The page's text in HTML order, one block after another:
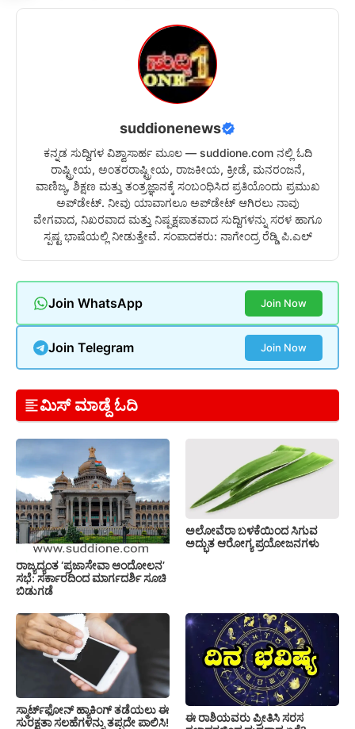
suddionenews
ಕನ್ನಡ ಸುದ್ದಿಗಳ ವಿಶ್ವಾಸಾರ್ಹ ಮೂಲ — suddione.com ನಲ್ಲಿ ಓದಿ
ರಾಷ್ಟ್ರೀಯ, ಅಂತರರಾಷ್ಟ್ರೀಯ, ರಾಜಕೀಯ, ಕ್ರೀಡೆ, ಮನರಂಜನೆ,
ವಾಣಿಜ್ಯ, ಶಿಕ್ಷಣ ಮತ್ತು ತಂತ್ರಜ್ಞಾನಕ್ಕೆ ಸಂಬಂಧಿಸಿದ ಪ್ರತಿಯೊಂದು ಪ್ರಮುಖ
ಅಪ್‌ಡೇಟ್. ನೀವು ಯಾವಾಗಲೂ ಅಪ್‌ಡೇಟ್ ಆಗಿರಲು ನಾವು
ವೇಗವಾದ, ನಿಖರವಾದ ಮತ್ತು ನಿಷ್ಪಕ್ಷಪಾತವಾದ ಸುದ್ದಿಗಳನ್ನು ಸರಳ ಹಾಗೂ
ಸ್ಪಷ್ಟ ಭಾಷೆಯಲ್ಲಿ ನೀಡುತ್ತೇವೆ. ಸಂಪಾದಕರು: ನಾಗೇಂದ್ರ ರೆಡ್ಡಿ ಪಿ.ಎಲ್
Join WhatsApp Join Now
Join Telegram Join Now
ಮಿಸ್ ಮಾಡ್ದೆ ಓದಿ
ರಾಜ್ಯದ್ಯಂತ ‘ಪ್ರಜಾಸೇವಾ ಆಂದೋಲನ’
ಸಭೆ: ಸರ್ಕಾರದಿಂದ ಮಾರ್ಗದರ್ಶಿ ಸೂಚಿ
ಬಿಡುಗಡೆ
ಅಲೋವೆರಾ ಬಳಕೆಯಿಂದ ಸಿಗುವ
ಅದ್ಭುತ ಆರೋಗ್ಯ ಪ್ರಯೋಜನಗಳು
ಸ್ಮಾರ್ಟ್‌ಫೋನ್ ಹ್ಯಾಕಿಂಗ್ ತಡೆಯಲು ಈ
ಸುರಕ್ಷತಾ ಸಲಹೆಗಳನ್ನು ತಪ್ಪದೇ ಪಾಲಿಸಿ!
ಈ ರಾಶಿಯವರು ಪ್ರೀತಿಸಿ ಸರಸ